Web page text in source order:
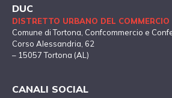
DUC
DISTRETTO URBANO DEL COMMERCIO
Comune di Tortona, Confcommercio e
Corso Alessandria, 62
– 15057 Tortona (AL)
CANALI SOCIAL